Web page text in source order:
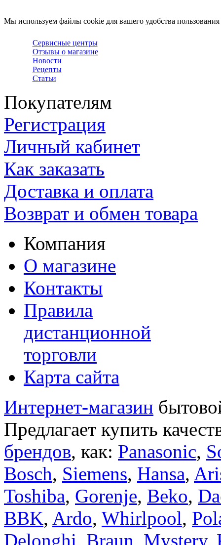
Мы используем файлы cookie для вашего удобства
Сервисные центры
Отзывы о магазине
Новости
Рецепты
Статьи
Покупателям
Регистрация
Личный кабинет
Как заказать
Доставка и оплата
Возврат и обмен товара
Компания
О магазине
Контакты
Правила
дистанционной
торговли
Карта сайта
Интернет-магазин
Предлагает купить
брендов, как: Panasonic,
Bosch, Siemens, Hansa,
Toshiba, Gorenje, Beko,
BBK, Ardo, Whirlpool,
Delonghi, Braun, Mystery,